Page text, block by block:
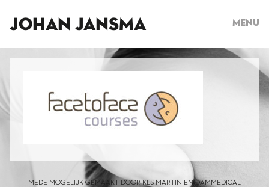
JOHAN JANSMA Menu
MEDE MOGELIJK GEMAAKT DOOR KLS MARTIN EN DAMMEDICAL